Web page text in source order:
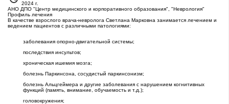
2024 г.
АНО ДПО "Центр медицинского и корпоративного образования", "Неврология"
Профиль лечения
В качестве взрослого врача-невролога Светлана Марковна занимается лечением и
ведением пациентов с различными патологиями:
заболевания опорно-двигательной системы;
последствия инсультов;
хроническая ишемия мозга;
болезнь Паркинсона, сосудистый паркинсонизм;
болезнь Альцгеймера и другие заболевания с нарушением когнитивных
функций (память, внимание, обучаемость и т.д.);
головокружения;